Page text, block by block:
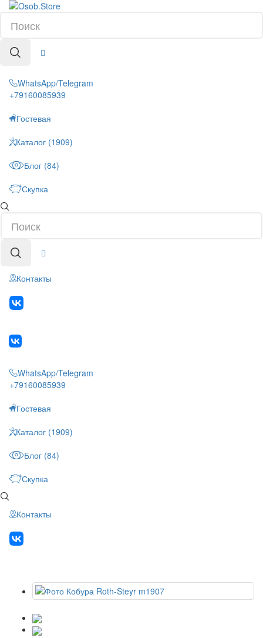
WhatsApp/Telegram
+79160085939
Гостевая
Каталог (1909)
Блог (84)
Скупка
Контакты
WhatsApp/Telegram
+79160085939
Гостевая
Каталог (1909)
Блог (84)
Скупка
Контакты